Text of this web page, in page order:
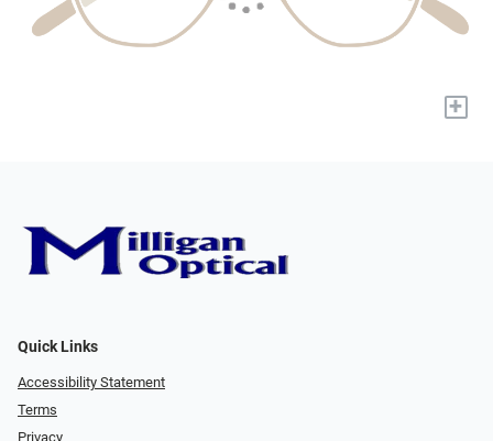
+
Quick Links
Accessibility Statement
Terms
Privacy